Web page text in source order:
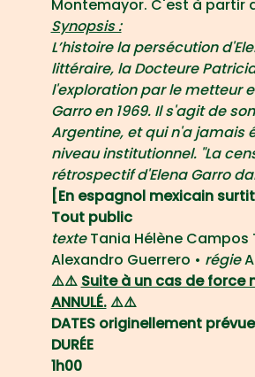
Montemayor. C'est à partir
Synopsis :
L’histoire la persécution
littéraire, la Docteure
l'exploration par le metteur
Garro en 1969. Il s'agit de
Argentine, et qui n'a jamais
niveau institutionnel. "La
rétrospectif d'Elena Garro
[En espagnol mexicain
Tout public
texte Tania Hélène Campos
Alexandro Guerrero • régie
⚠️⚠️ Suite à un cas de force
ANNULÉ. ⚠️⚠️
DATES originellement
DURÉE
1h00